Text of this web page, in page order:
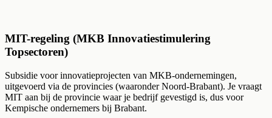
MIT-regeling (MKB Innovatiestimulering
Topsectoren)
Subsidie voor innovatieprojecten van MKB-ondernemingen,
uitgevoerd via de provincies (waaronder Noord-Brabant). Je vraagt
MIT aan bij de provincie waar je bedrijf gevestigd is, dus voor
Kempische ondernemers bij Brabant.